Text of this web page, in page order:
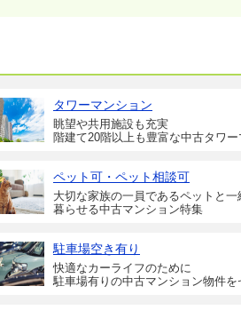
タワーマンション
眺望や共用施設も充実
階建て20階以上も豊富な中古タワ
ペット可・ペット相談可
大切な家族の一員であるペットと一
暮らせる中古マンション特集
駐車場空き有り
快適なカーライフのために
駐車場有りの中古マンション物件を